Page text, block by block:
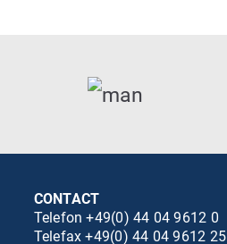
CONTACT
Telefon +49(0) 44 04 9612 0
Telefax +49(0) 44 04 9612 25